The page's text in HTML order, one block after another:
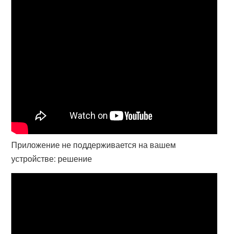
Приложение не поддерживается на вашем
устройстве: решение